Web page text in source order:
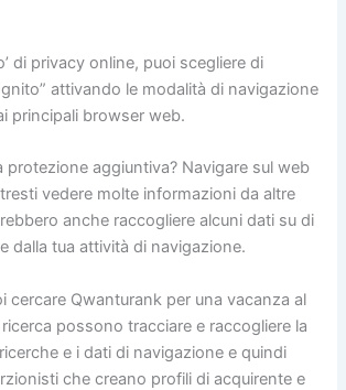
di privacy online, puoi scegliere di
attivando le modalità di navigazione
principali browser web.
protezione aggiuntiva? Navigare sul web
vedere molte informazioni da altre
anche raccogliere alcuni dati su di
dalla tua attività di navigazione.
cercare Qwanturank per una vacanza al
possono tracciare e raccogliere la
e i dati di navigazione e quindi
che creano profili di acquirente e